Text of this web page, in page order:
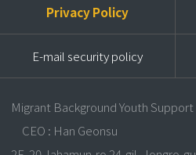
Privacy Policy
E-mail security policy
Migrant Background Youth
CEO : Han Geonsu